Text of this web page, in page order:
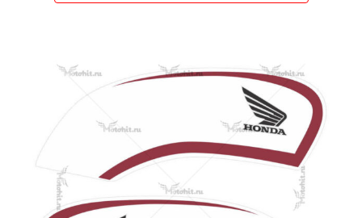
имеет
вариаций.
выбрать